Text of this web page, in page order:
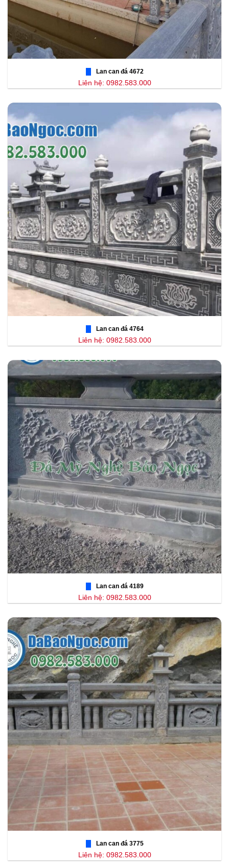
Lan can đá 4672
Liên hệ: 0982.583.000
Lan can đá 4764
Liên hệ: 0982.583.000
Lan can đá 4189
Liên hệ: 0982.583.000
Lan can đá 3775
Liên hệ: 0982.583.000